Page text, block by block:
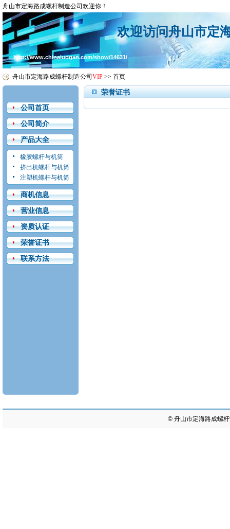
舟山市定海路成螺杆制造公司欢迎你！
欢迎访问舟山市定
http://www.chinaluogan.com/show/14631/
舟山市定海路成螺杆制造公司 VIP >> 首页
公司首页
公司简介
产品大全
橡胶螺杆与机筒
挤出机螺杆与机筒
注塑机螺杆与机筒
商机信息
营业信息
资质认证
荣誉证书
联系方法
荣誉证书
© 舟山市定海路成螺